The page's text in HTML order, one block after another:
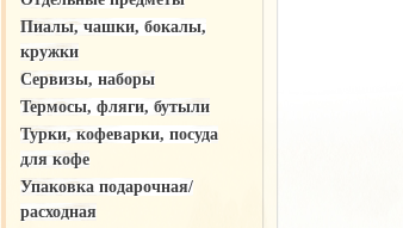
Пиалы, чашки, бокалы,
кружки
Сервизы, наборы
Термосы, фляги, бутыли
Турки, кофеварки, посуда
для кофе
Упаковка подарочная/
расходная